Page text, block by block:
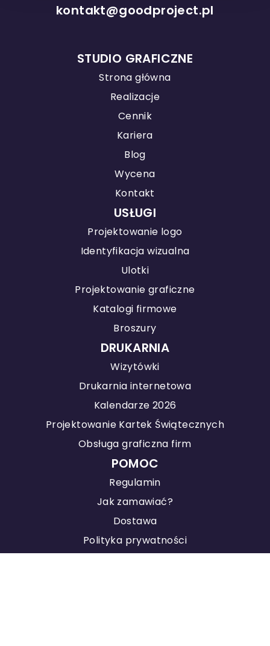
kontakt@goodproject.pl
STUDIO GRAFICZNE
Strona główna
Realizacje
Cennik
Kariera
Blog
Wycena
Kontakt
USŁUGI
Projektowanie logo
Identyfikacja wizualna
Ulotki
Projektowanie graficzne
Katalogi firmowe
Broszury
DRUKARNIA
Wizytówki
Drukarnia internetowa
Kalendarze 2026
Projektowanie Kartek Świątecznych
Obsługa graficzna firm
POMOC
Regulamin
Jak zamawiać?
Dostawa
Polityka prywatności